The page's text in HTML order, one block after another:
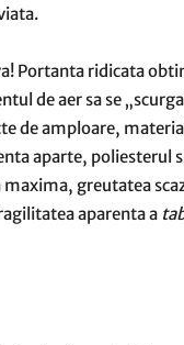
Portanta ridicata
de aer sa se
de amploare,
aparte, poliesterul
greutatea
aparenta a